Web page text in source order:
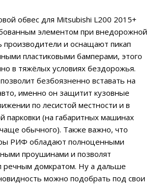
обвес для Mitsubishi L200 2015+
элементом при внедорожной
производители и оснащают пикап
пластиковыми бамперами, этого
в тяжёлых условиях бездорожья.
безбоязненно вставать на
именно он защитит кузовные
по лесистой местности и в
парковки (на габаритных машинах
чаще обычного). Также важно, что
РИФ обладают полноценными
проушинами и позволят
речным домкратом. Ну а дальше
можно подобрать под свои